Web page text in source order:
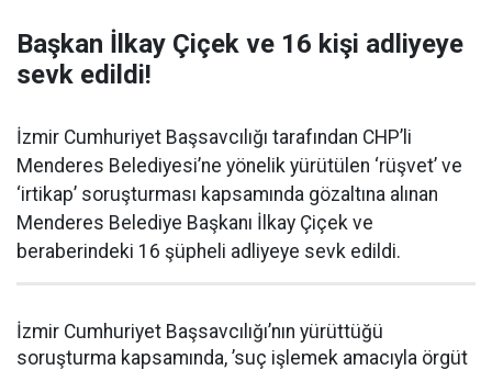
Başkan İlkay Çiçek ve 16 kişi adliyeye
sevk edildi!
İzmir Cumhuriyet Başsavcılığı tarafından CHP’li
Menderes Belediyesi’ne yönelik yürütülen ‘rüşvet’ ve
‘irtikap’ soruşturması kapsamında gözaltına alınan
Menderes Belediye Başkanı İlkay Çiçek ve
beraberindeki 16 şüpheli adliyeye sevk edildi.
İzmir Cumhuriyet Başsavcılığı’nın yürüttüğü
soruşturma kapsamında, ’suç işlemek amacıyla örgüt